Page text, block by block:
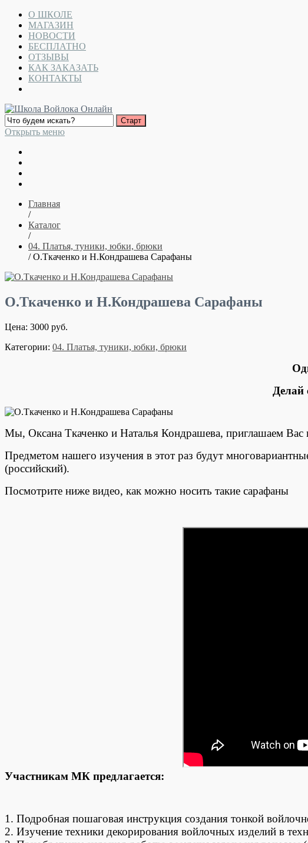
О ШКОЛЕ
МАГАЗИН
НОВОСТИ
БЕСПЛАТНО
ОТЗЫВЫ
КАК ЗАКАЗАТЬ
КОНТАКТЫ
Открыть меню
Главная
/
Каталог
/
04. Платья, туники, юбки, брюки
/ О.Ткаченко и Н.Кондрашева Сарафаны
О.Ткаченко и Н.Кондрашева Сарафаны
Цена: 3000 руб.
Категории: 04. Платья, туники, юбки, брюки
Делай
Мы, Оксана Ткаченко и Наталья Кондрашева, приглашаем Вас
Предметом нашего изучения в этот раз будут
(российский).
Посмотрите ниже видео, как можно носить такие сарафаны
Участникам МК предлагается:
1. Подробная пошаговая инструкция создания тонкой
2. Изучение техники декорирования войлочных изделий в